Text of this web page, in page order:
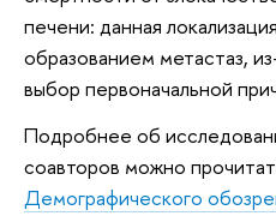
печени: данная
образованием метастаз,
выбор первоначальной
Подробнее об
соавторов можно
Демографического